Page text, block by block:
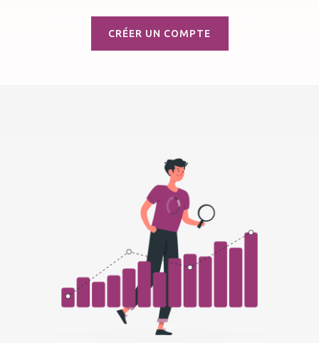
CRÉER UN COMPTE